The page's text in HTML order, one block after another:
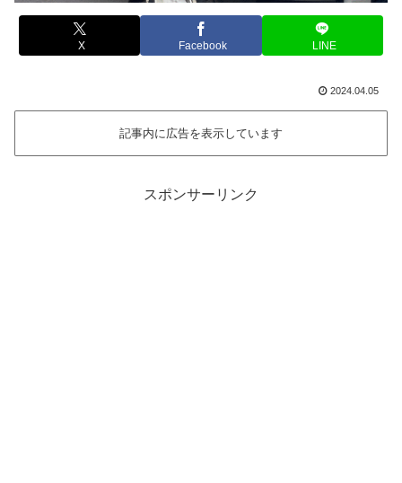
X Facebook LINE
2024.04.05
記事内に広告を表示しています
スポンサーリンク